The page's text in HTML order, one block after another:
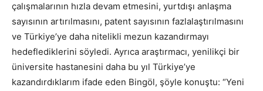
çalışmalarının hızla devam etmesini, yurtdışı anlaşma
sayısının artırılmasını, patent sayısının fazlalaştırılmasını
ve Türkiye’ye daha nitelikli mezun kazandırmayı
hedeflediklerini söyledi. Ayrıca araştırmacı, yenilikçi bir
üniversite hastanesini daha bu yıl Türkiye’ye
kazandırdıklarım ifade eden Bingöl, şöyle konuştu: “Yeni